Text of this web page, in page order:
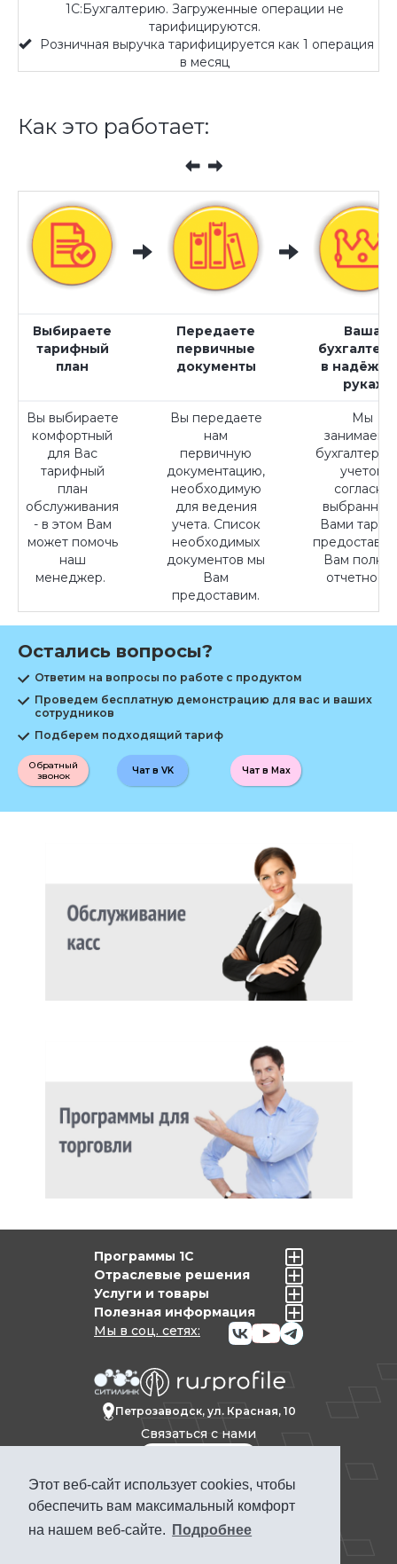
Этот веб-сайт использует cookies, чтобы
обеспечить вам максимальный комфорт
на нашем веб-сайте.
Подробнее
1С:Бухгалтерию. Загруженные операции не
тарифицируются.
Розничная выручка тарифицируется как 1 операция
в месяц
Как это работает:
Выбираете
тарифный
план
Передаете
первичные
документы
Ваша
в
руках
Вы выбираете
комфортный
для Вас
тарифный
план
обслуживания
- в этом Вам
может помочь
наш
менеджер.
Вы передаете
нам
первичную
документацию,
необходимую
для ведения
учета. Список
необходимых
документов мы
Вам
предоставим.
Мы
учетом
согласно
Вами
Вам
Остались вопросы?
Ответим на вопросы по работе с продуктом
Проведем бесплатную демонстрацию для вас и ваших
сотрудников
Подберем подходящий тариф
Обратный
звонок
Чат в Max
Чат в VK
Петрозаводск, ул. Красная, 10
Связаться с нами
Мы в соц. сетях:
Политика конфиденциальности
Программы 1С
Отраслевые решения
Услуги и товары
Полезная информация
ПРОФКЕЙС © 1992-2025. Материалы сайта